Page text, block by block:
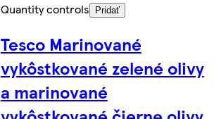
Quantity controls
Pridať
Tesco Marinované
vykôstkované zelené olivy
a marinované